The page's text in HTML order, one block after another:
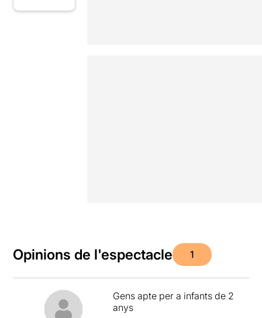
Opinions de l'espectacle 1
Gens apte per a infants de 2
anys